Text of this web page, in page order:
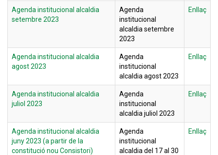
Agenda institucional alcaldia
setembre 2023
Agenda
institucional
alcaldia setembre
2023
Enllaç
Agenda institucional alcaldia
agost 2023
Agenda
institucional
alcaldia agost 2023
Enllaç
Agenda institucional alcaldia
juliol 2023
Agenda
institucional
alcaldia juliol 2023
Enllaç
Agenda institucional alcaldia
juny 2023 (a partir de la
constitució nou Consistori)
Agenda
institucional
alcaldia del 17 al 30
Enllaç